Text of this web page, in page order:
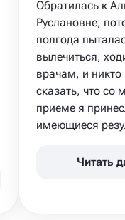
Обратилась к
Руслановне,
полгода
вылечиться,
врачам, и никто
сказать, что со
приеме я
имеющиеся
Читать